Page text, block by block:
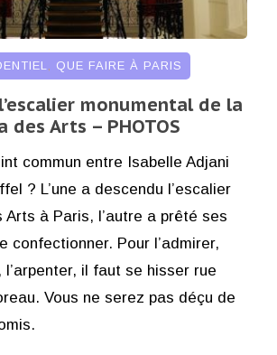
, QUE FAIRE À PARIS
monumental de la
des Arts – PHOTOS
commun entre Isabelle Adjani
? L’une a descendu l’escalier
Arts à Paris, l’autre a prêté ses
confectionner. Pour l’admirer,
l’arpenter, il faut se hisser rue
Vous ne serez pas déçu de